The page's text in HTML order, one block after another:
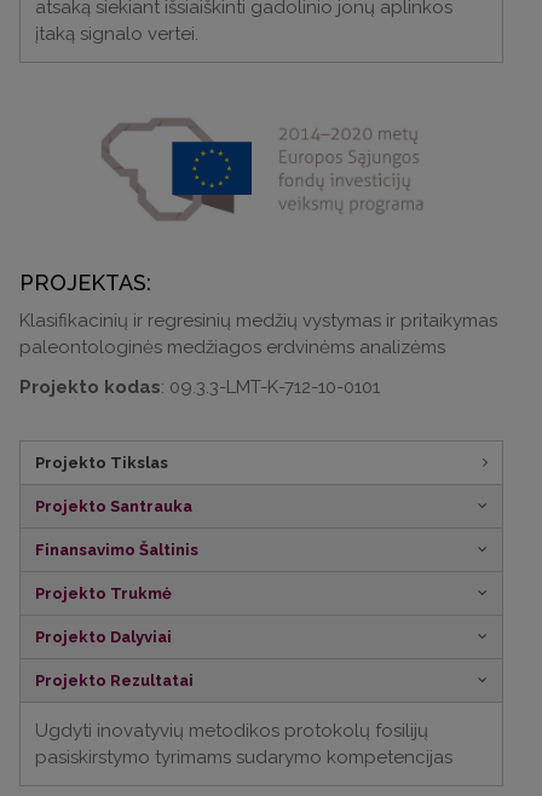
atsaką siekiant išsiaiškinti gadolinio jonų aplinkos
įtaką signalo vertei.
PROJEKTAS:
Klasifikacinių ir regresinių medžių vystymas ir pritaikymas
paleontologinės medžiagos erdvinėms analizėms
Projekto kodas: 09.3.3-LMT-K-712-10-0101
Projekto Tikslas
Projekto Santrauka
Finansavimo Šaltinis
Projekto Trukmė
Projekto Dalyviai
Projekto Rezultatai
Ugdyti inovatyvių metodikos protokolų fosilijų
pasiskirstymo tyrimams sudarymo kompetencijas